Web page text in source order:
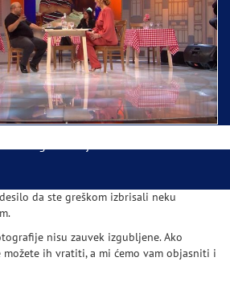
Presvete Bogorodice danas iz
Save
da ste greškom izbrisali neku
nisu zauvek izgubljene. Ako
ih vratiti, a mi ćemo vam objasniti i